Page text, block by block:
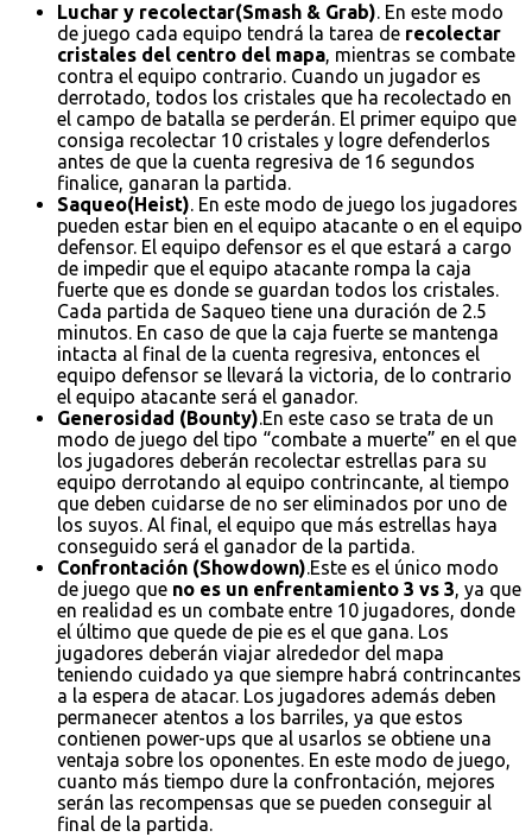
Luchar y recolectar(Smash & Grab). En este modo
de juego cada equipo tendrá la tarea de recolectar
cristales del centro del mapa, mientras se combate
contra el equipo contrario. Cuando un jugador es
derrotado, todos los cristales que ha recolectado en
el campo de batalla se perderán. El primer equipo que
consiga recolectar 10 cristales y logre defenderlos
antes de que la cuenta regresiva de 16 segundos
finalice, ganaran la partida.
Saqueo(Heist). En este modo de juego los jugadores
pueden estar bien en el equipo atacante o en el equipo
defensor. El equipo defensor es el que estará a cargo
de impedir que el equipo atacante rompa la caja
fuerte que es donde se guardan todos los cristales.
Cada partida de Saqueo tiene una duración de 2.5
minutos. En caso de que la caja fuerte se mantenga
intacta al final de la cuenta regresiva, entonces el
equipo defensor se llevará la victoria, de lo contrario
el equipo atacante será el ganador.
Generosidad (Bounty).En este caso se trata de un
modo de juego del tipo “combate a muerte” en el que
los jugadores deberán recolectar estrellas para su
equipo derrotando al equipo contrincante, al tiempo
que deben cuidarse de no ser eliminados por uno de
los suyos. Al final, el equipo que más estrellas haya
conseguido será el ganador de la partida.
Confrontación (Showdown).Este es el único modo
de juego que no es un enfrentamiento 3 vs 3, ya que
en realidad es un combate entre 10 jugadores, donde
el último que quede de pie es el que gana. Los
jugadores deberán viajar alrededor del mapa
teniendo cuidado ya que siempre habrá contrincantes
a la espera de atacar. Los jugadores además deben
permanecer atentos a los barriles, ya que estos
contienen power-ups que al usarlos se obtiene una
ventaja sobre los oponentes. En este modo de juego,
cuanto más tiempo dure la confrontación, mejores
serán las recompensas que se pueden conseguir al
final de la partida.